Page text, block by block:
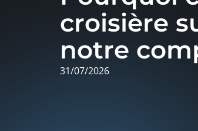
croisière
notre
31/07/2026